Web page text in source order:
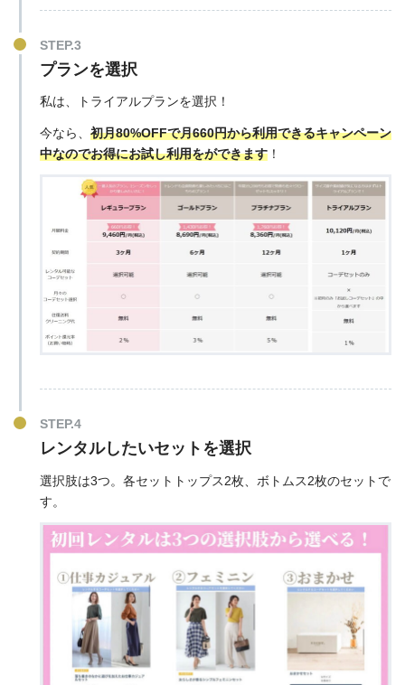
プランを選択
私は、トライアルプランを選択！
今なら、 初月80%OFFで月660円から利用できるキャンペーン
中なのでお得にお試し利用をができます！
レンタルしたいセットを選択
選択肢は3つ。各セットトップス2枚、ボトムス2枚のセットで
す。